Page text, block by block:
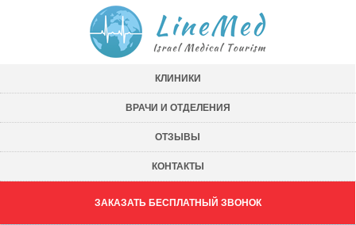
КЛИНИКИ
ВРАЧИ И ОТДЕЛЕНИЯ
ОТЗЫВЫ
КОНТАКТЫ
ЗАКАЗАТЬ БЕСПЛАТНЫЙ ЗВОНОК